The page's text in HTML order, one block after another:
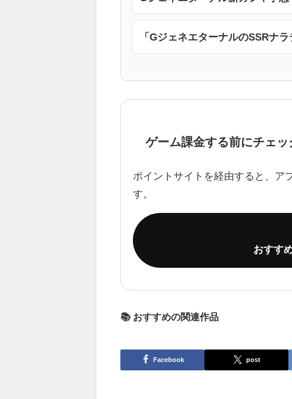
「GジェネエターナルのSSRナ
ゲーム課金する前にチェッ
ポイントサイトを経由すると、ア
す。
おすす
📚 おすすめの関連作品
Facebook post